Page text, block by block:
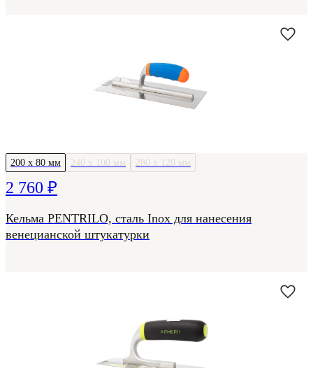
200 х 80 мм 240 х 100 мм 280 х 120 мм
2 760 ₽
Кельма PENTRILO, сталь Inox для нанесения
венецианской штукатурки